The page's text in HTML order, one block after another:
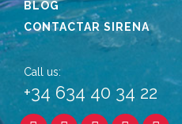
BLOG
CONTACTAR SIRENA
Call us:
+34 634 40 34 22